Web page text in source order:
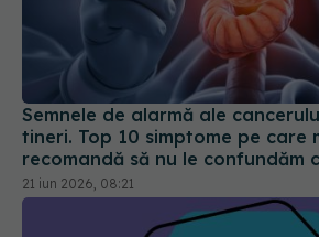
Semnele de alarmă ale
tineri. Top 10 simptome pe care
recomandă să nu le confundăm
21 iun 2026, 08:21